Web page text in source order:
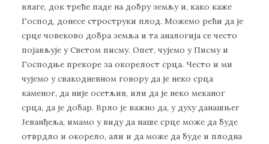
влаге, док треће паде на добру земљу и, како каже
Господ, донесе строструки плод. Можемо рећи да је
срце човеково добра земља и та аналогија се често
појављује у Светом писму. Опет, чујемо у Писму и
Господње прекоре за окорелост срца. Често и ми
чујемо у свакодневном говору да је неко срца
каменог, да није осетљив, или да је неко меканог
срца, да је добар. Врло је важно да, у духу данашњег
Јеванђеља, имамо у виду да наше срце може да буде
отврдло и окорело, али и да може да буде и плодна